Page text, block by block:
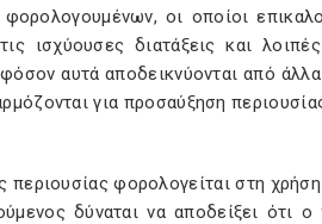
φορολογουμένων, οι οποίοι
ισχύουσες διατάξεις και
αυτά αποδεικνύονται από άλλα
για προσαύξηση
φορολογείται στη
δύναται να αποδείξει ότι